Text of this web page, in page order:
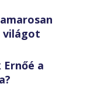
világot
a